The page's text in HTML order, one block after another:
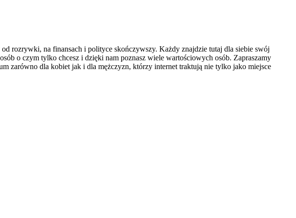
rozrywki, na finansach i polityce skończywszy. Każdy znajdzie tutaj dla siebie swój
o czym tylko chcesz i dzięki nam poznasz wiele wartościowych osób. Zapraszamy
zarówno dla kobiet jak i dla mężczyzn, którzy internet traktują nie tylko jako miejsce